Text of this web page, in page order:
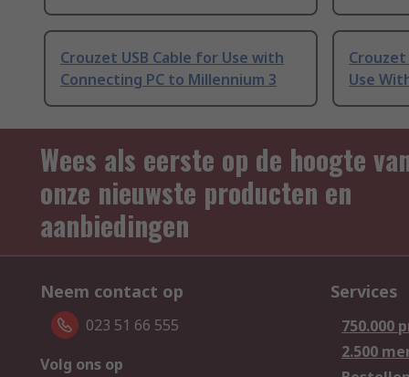
Crouzet USB Cable for Use with
Connecting PC to Millennium 3
Crouzet
Use
Wees als eerste op de hoogte
onze nieuwste producten en
aanbiedingen
Neem contact op
023 51 66 555
Volg ons op
Services
750.000
2.500